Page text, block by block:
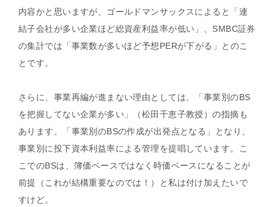
内容かと思いますが、ゴールドマンサックスによると「連
結子会社が多い企業ほど総資産利益率が低い」、SMBC証券
の集計では「事業数が多いほど予想PERが下がる」とのこ
とです。
さらに、事業再編が進まない理由としては、「事業別のBS
を把握してない企業が多い」（松田千恵子教授）の指摘も
あります。「事業別のBSの作成が出発点となる」となり、
事業別に投下資本利益率による管理を提唱しています。こ
こでのBSは、簿価ベースではなく時価ベースになることが
前提（これが結構重要なのでは！）と私は付け加えたいで
すけど。